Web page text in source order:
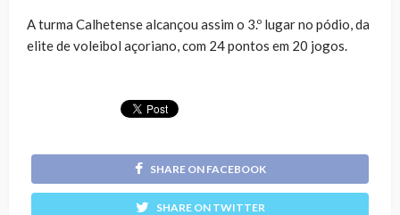
A turma Calhetense alcançou assim o 3.º lugar no pódio, da
elite de voleibol açoriano, com 24 pontos em 20 jogos.
SHARE ON FACEBOOK
SHARE ON TWITTER